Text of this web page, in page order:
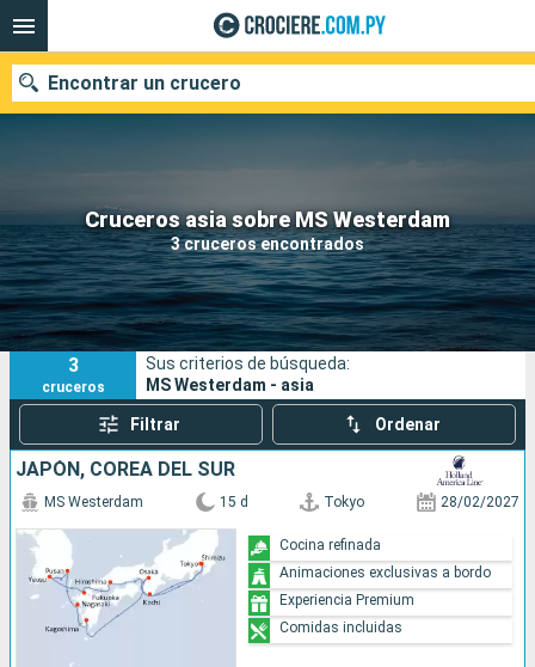
Cruceros asia sobre MS Westerdam
3 cruceros encontrados
Encontrar un crucero
Nuestros destinos
Fecha de salida
Puertos Compañías
Buscar
3
cruceros
Sus criterios de búsqueda:
MS Westerdam - asia
Filtrar Ordenar
JAPÓN, COREA DEL SUR
MS Westerdam 15 d Tokyo 28/02/2027
Cocina refinada
Animaciones exclusivas a bordo
Experiencia Premium
Comidas incluidas